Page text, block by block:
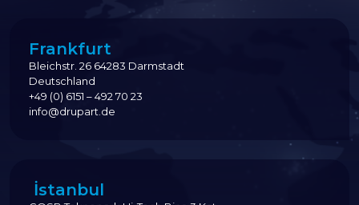
Frankfurt
Bleichstr. 26 64283 Darmstadt
Deutschland
+49 (0) 6151 – 492 70 23
info@drupart.de
İstanbul